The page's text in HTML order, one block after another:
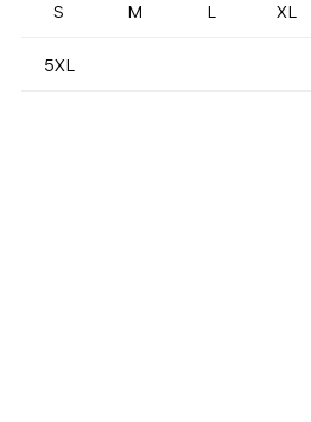
S M L XL
5XL